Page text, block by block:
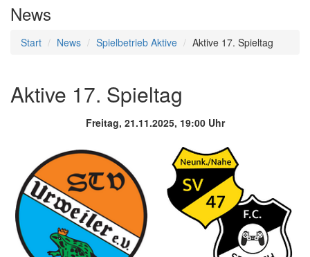
News
Start News Spielbetrieb Aktive Aktive 17. Spieltag
Aktive 17. Spieltag
Freitag, 21.11.2025, 19:00 Uhr